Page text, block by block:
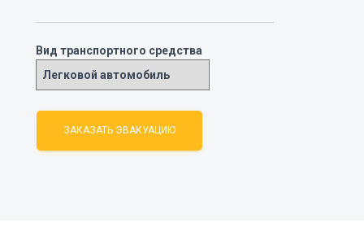
Вид транспортного средства